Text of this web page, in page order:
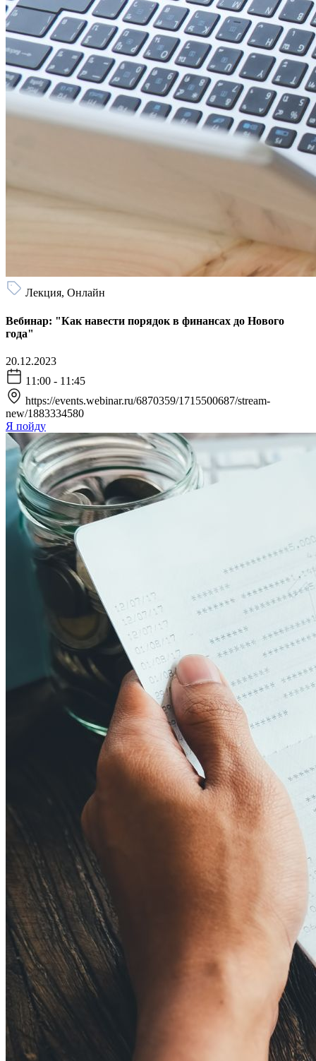
Лекция, Онлайн
Вебинар: "Как навести порядок в финансах до Нового
года"
20.12.2023
11:00 - 11:45
https://events.webinar.ru/6870359/1715500687/stream-
new/1883334580
Я пойду